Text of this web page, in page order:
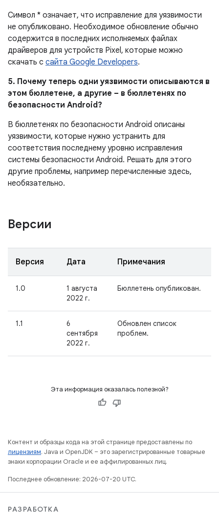
Символ * означает, что исправление для уязвимости
не опубликовано. Необходимое обновление обычно
содержится в последних исполняемых файлах
драйверов для устройств Pixel, которые можно
скачать с сайта Google Developers.
5. Почему теперь одни уязвимости описываются в
этом бюллетене, а другие – в бюллетенях по
безопасности Android?
В бюллетенях по безопасности Android описаны
уязвимости, которые нужно устранить для
соответствия последнему уровню исправления
системы безопасности Android. Решать для этого
другие проблемы, например перечисленные здесь,
необязательно.
Версии
Версия Дата Примечания
1.0
1 августа
2022 г.
Бюллетень опубликован.
1.1
6
сентября
2022 г.
Обновлен список
проблем.
Эта информация оказалась полезной?
Контент и образцы кода на этой странице предоставлены по
лицензиям. Java и OpenJDK – это зарегистрированные товарные
знаки корпорации Oracle и ее аффилированных лиц.
Последнее обновление: 2026-07-20 UTC.
РАЗРАБОТКА